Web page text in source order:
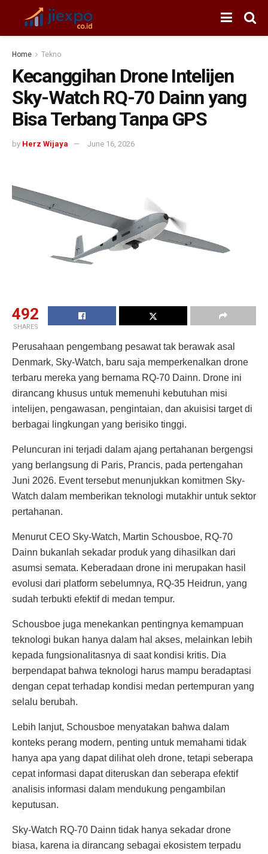
Home Tekno
Kecanggihan Drone Intelijen
Sky-Watch RQ-70 Dainn yang
Bisa Terbang Tanpa GPS
by Herz Wijaya June 16, 2026
492
SHARES
Perusahaan pengembang pesawat tak berawak asal
Denmark, Sky-Watch, baru saja memperkenalkan drone
terbaru mereka yang bernama RQ-70 Dainn. Drone ini
dirancang khusus untuk memenuhi kebutuhan misi
intelijen, pengawasan, pengintaian, dan akuisisi target di
berbagai lingkungan yang berisiko tinggi.
Peluncuran ini terjadi dalam ajang pertahanan bergengsi
yang berlangsung di Paris, Prancis, pada pertengahan
Juni 2026. Event tersebut menunjukkan komitmen Sky-
Watch dalam memberikan teknologi mutakhir untuk sektor
pertahanan.
Menurut CEO Sky-Watch, Martin Schousboe, RQ-70
Dainn bukanlah sekadar produk yang dihasilkan dari
asumsi semata. Keberadaan drone ini merupakan hasil
evolusi dari platform sebelumnya, RQ-35 Heidrun, yang
sudah terbukti efektif di medan tempur.
Schousboe juga menekankan pentingnya kemampuan
teknologi bukan hanya dalam hal akses, melainkan lebih
kepada fungsionalitasnya di saat kondisi kritis. Dia
berpendapat bahwa teknologi harus mampu beradaptasi
dengan cepat terhadap kondisi medan pertempuran yang
selalu berubah.
Lebih lanjut, Schousboe menyatakan bahwa dalam
konteks perang modern, penting untuk memahami tidak
hanya apa yang dapat dilihat oleh drone, tetapi seberapa
cepat informasi dapat diteruskan dan seberapa efektif
analisis informasi dalam mendukung pengambilan
keputusan.
Sky-Watch RQ-70 Dainn tidak hanya sekadar drone
biasa, karena ia dirancang sebagai ekosistem terpadu